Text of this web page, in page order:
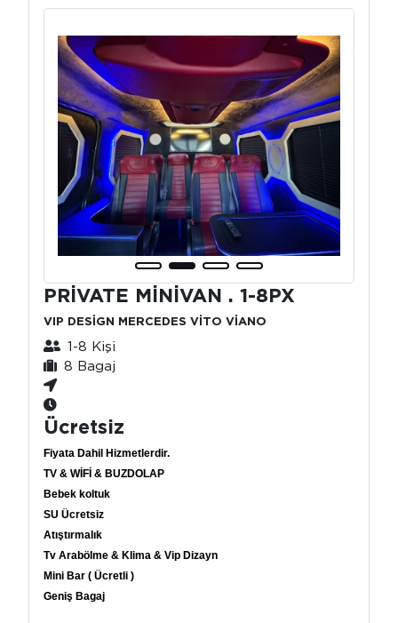
PRİVATE MİNİVAN . 1-8PX
VIP DESİGN MERCEDES VİTO VİANO
1-8 Kişi
8 Bagaj
Ücretsiz
Fiyata Dahil Hizmetlerdir.
TV & WİFİ & BUZDOLAP
Bebek koltuk
SU Ücretsiz
Atıştırmalık
Tv Arabölme & Klima & Vip Dizayn
Mini Bar ( Ücretli )
Geniş Bagaj